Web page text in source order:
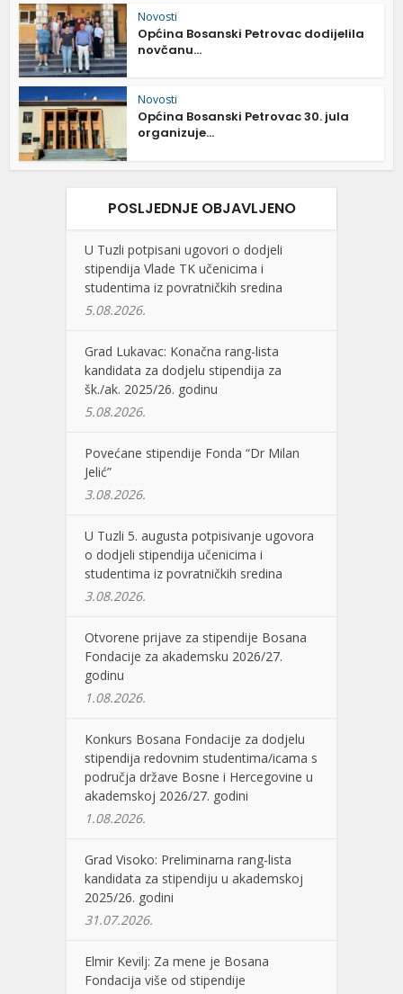
Novosti
Općina Bosanski Petrovac dodijelila
novčanu...
Novosti
Općina Bosanski Petrovac 30. jula
organizuje...
POSLJEDNJE OBJAVLJENO
U Tuzli potpisani ugovori o dodjeli
stipendija Vlade TK učenicima i
studentima iz povratničkih sredina
5.08.2026.
Grad Lukavac: Konačna rang-lista
kandidata za dodjelu stipendija za
šk./ak. 2025/26. godinu
5.08.2026.
Povećane stipendije Fonda “Dr Milan
Jelić”
3.08.2026.
U Tuzli 5. augusta potpisivanje ugovora
o dodjeli stipendija učenicima i
studentima iz povratničkih sredina
3.08.2026.
Otvorene prijave za stipendije Bosana
Fondacije za akademsku 2026/27.
godinu
1.08.2026.
Konkurs Bosana Fondacije za dodjelu
stipendija redovnim studentima/icama s
područja države Bosne i Hercegovine u
akademskoj 2026/27. godini
1.08.2026.
Grad Visoko: Preliminarna rang-lista
kandidata za stipendiju u akademskoj
2025/26. godini
31.07.2026.
Elmir Kevilj: Za mene je Bosana
Fondacija više od stipendije